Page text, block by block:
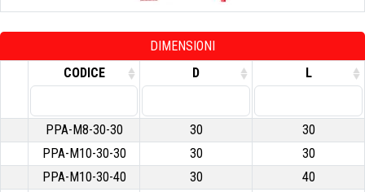
DIMENSIONI
CODICE
D L
PPA-M8-30-30 30
30
PPA-M10-30-30
30
30
PPA-M10-30-40
30
40